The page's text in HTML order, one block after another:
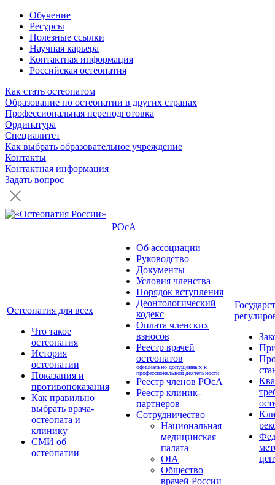
Обучение
Ресурсы
Полезные ссылки
Научная карьера
Контактная информация
Российская остеопатия
Как стать остеопатом
Образование по остеопатии в других странах
Профессиональная переподготовка
Ординатура
Специалитет
Как выбрать образовательное учреждение
Контакты
Контактная информация
Задать вопрос
Остеопатия для всех
Что такое
остеопатия
История
остеопатии
Показания и
противопоказания
Как правильно
выбрать врача-
остеопата и
клинику
СМИ об
остеопатии
РОсА
Об ассоциации
Руководство
Документы
Условия членства
Порядок вступления
Деонтологический
кодекс
Оплата членских
взносов
Реестр врачей
остеопатов
официально допущенных к
профессиональной деятельности
Реестр членов РОсА
Реестр клиник-
партнеров
Сотрудничество
Национальная
медицинская
палата
OIA
Общество
врачей России